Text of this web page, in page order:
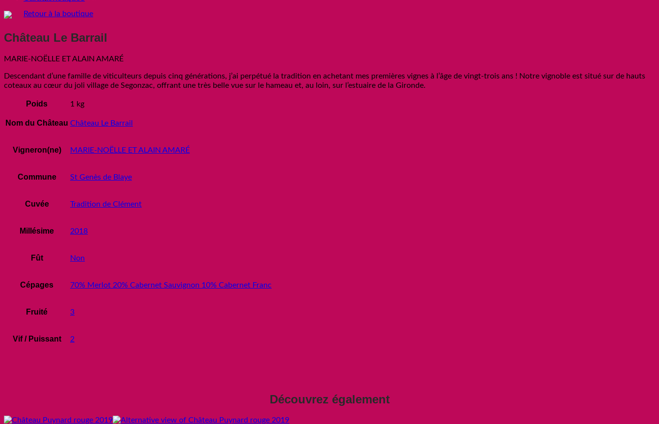
Retour à la boutique
Château Le Barrail
MARIE-NOËLLE ET ALAIN AMARÉ
Descendant d’une famille de viticulteurs depuis cinq générations, j’ai perpétué la tradition en achetant mes premières vignes à l’âge de vingt-trois ans ! Notre vignoble est situé sur de hauts
coteaux au cœur du joli village de Segonzac, offrant une très belle vue sur le hameau et, au loin, sur l’estuaire de la Gironde.
Poids 1 kg
Nom du Château Château Le Barrail
Vigneron(ne) MARIE-NOËLLE ET ALAIN AMARÉ
Commune St Genès de Blaye
Cuvée Tradition de Clément
Millésime 2018
Fût Non
Cépages 70% Merlot 20% Cabernet Sauvignon 10% Cabernet Franc
Fruité 3
Vif / Puissant 2
Découvrez également